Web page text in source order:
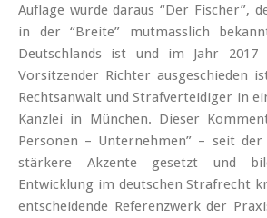
Auflage wurde daraus “Der Fischer”,
in der “Breite” mutmasslich
Deutschlands ist und im Jahr 2017
Vorsitzender Richter ausgeschieden
Rechtsanwalt und Strafverteidiger in
Kanzlei in München. Dieser
Personen – Unternehmen” – seit
stärkere Akzente gesetzt und
Entwicklung im deutschen Strafrecht
entscheidende Referenzwerk der